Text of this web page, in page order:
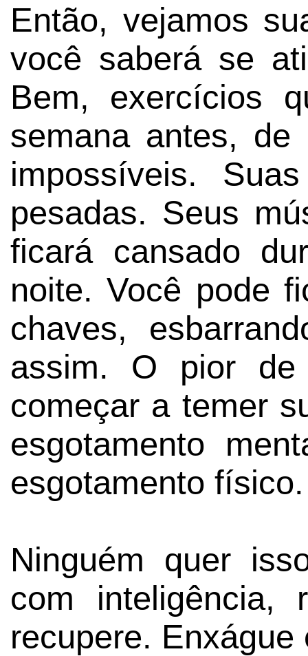
Então, vejamos
você saberá se
Bem, exercícios
semana antes, de
impossíveis.
pesadas. Seus
ficará cansado
noite. Você pode
chaves,
assim. O pior
começar a temer
esgotamento
esgotamento físico.
Ninguém quer
com inteligência,
recupere. Enxágue